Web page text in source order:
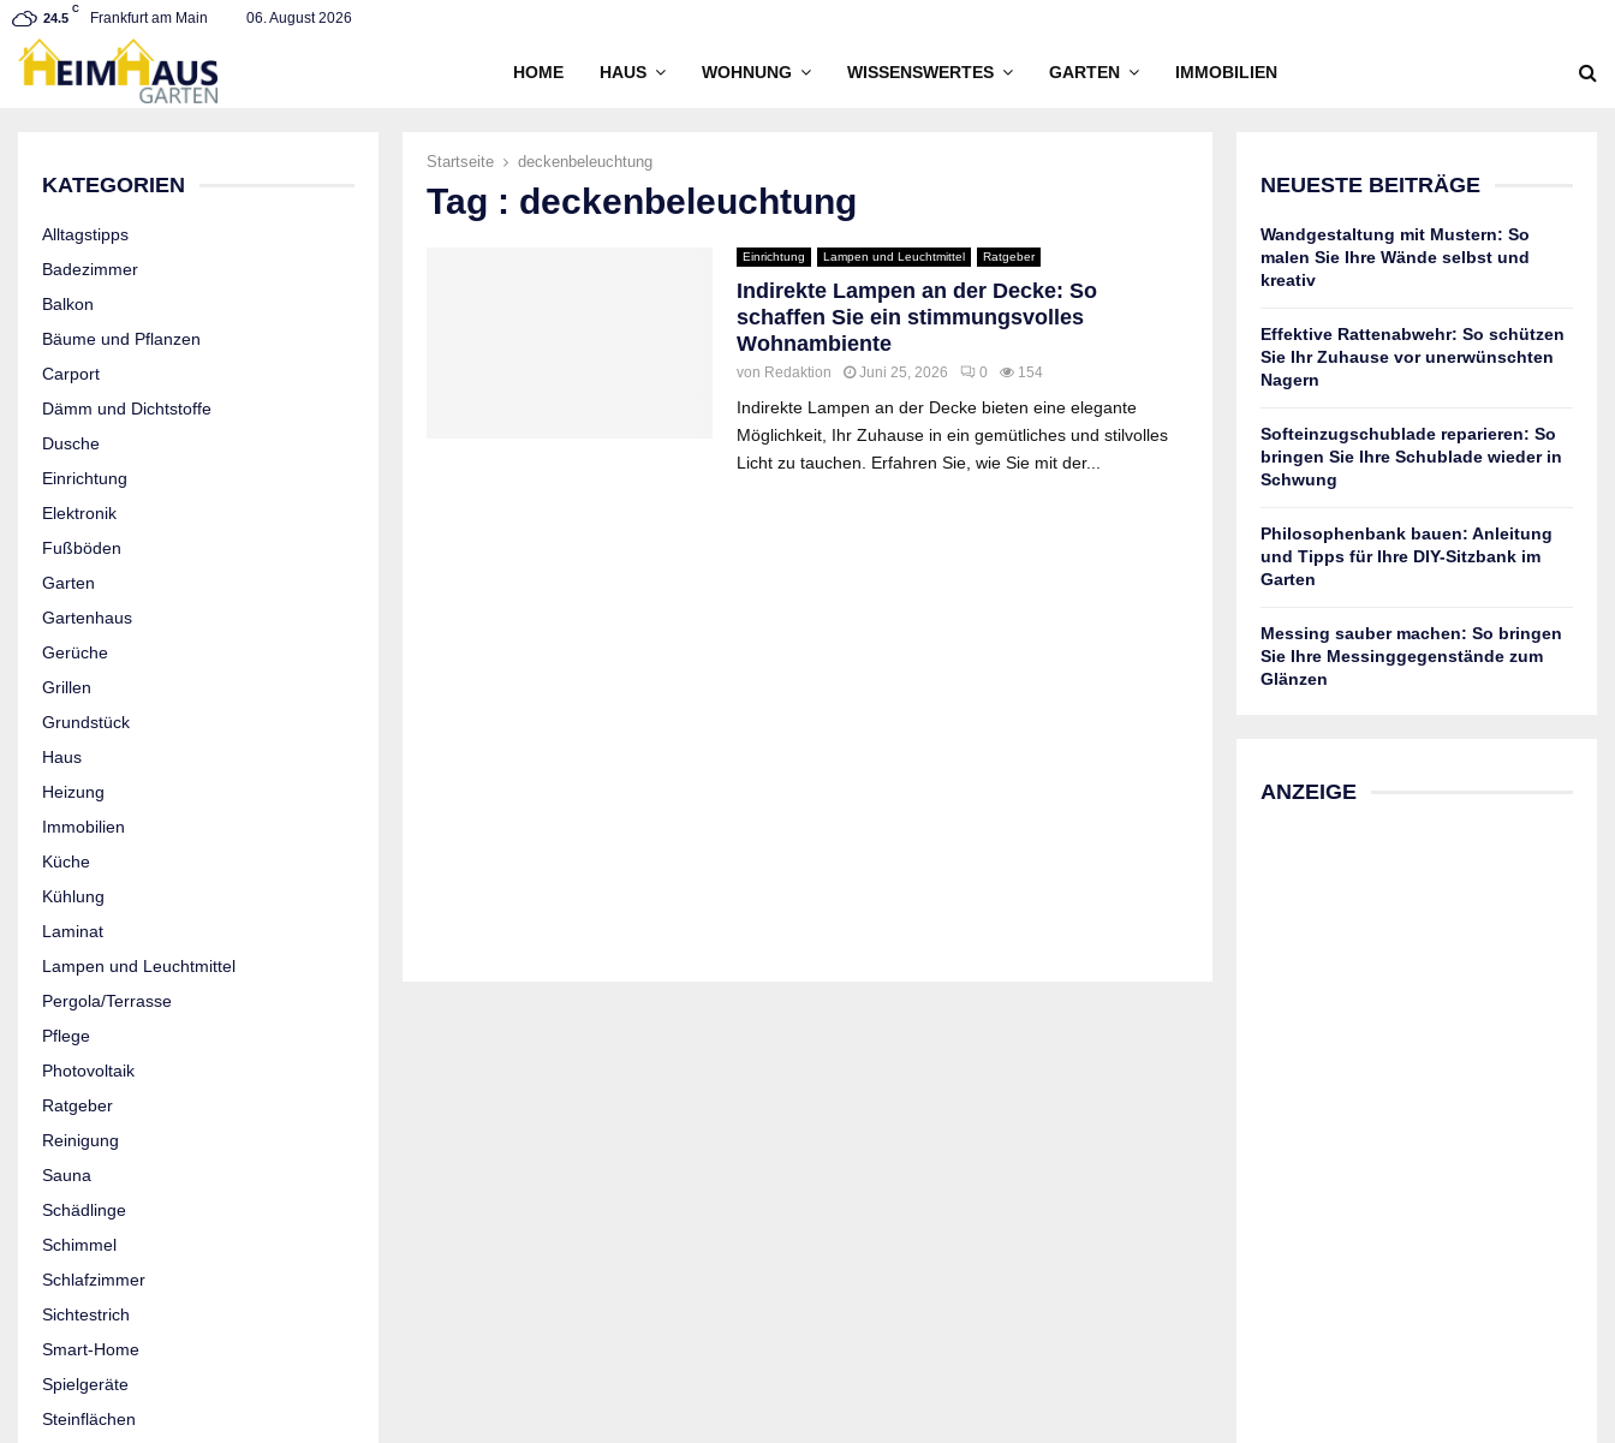
24.5
C
Frankfurt am Main 06. August 2026
HOME HAUS WOHNUNG WISSENSWERTES GARTEN IMMOBILIEN
Startseite deckenbeleuchtung
Tag : deckenbeleuchtung
Einrichtung Lampen und Leuchtmittel Ratgeber
Indirekte Lampen an der Decke: So
schaffen Sie ein stimmungsvolles
Wohnambiente
von Redaktion Juni 25, 2026 0 154
Indirekte Lampen an der Decke bieten eine elegante
Möglichkeit, Ihr Zuhause in ein gemütliches und stilvolles
Licht zu tauchen. Erfahren Sie, wie Sie mit der...
KATEGORIEN
Alltagstipps
Badezimmer
Balkon
Bäume und Pflanzen
Carport
Dämm und Dichtstoffe
Dusche
Einrichtung
Elektronik
Fußböden
Garten
Gartenhaus
Gerüche
Grillen
Grundstück
Haus
Heizung
Immobilien
Küche
Kühlung
Laminat
Lampen und Leuchtmittel
Pergola/Terrasse
Pflege
Photovoltaik
Ratgeber
Reinigung
Sauna
Schädlinge
Schimmel
Schlafzimmer
Sichtestrich
Smart-Home
Spielgeräte
Steinflächen
NEUESTE BEITRÄGE
Wandgestaltung mit Mustern: So
malen Sie Ihre Wände selbst und
kreativ
Effektive Rattenabwehr: So schützen
Sie Ihr Zuhause vor unerwünschten
Nagern
Softeinzugschublade reparieren: So
bringen Sie Ihre Schublade wieder in
Schwung
Philosophenbank bauen: Anleitung
und Tipps für Ihre DIY-Sitzbank im
Garten
Messing sauber machen: So bringen
Sie Ihre Messinggegenstände zum
Glänzen
ANZEIGE